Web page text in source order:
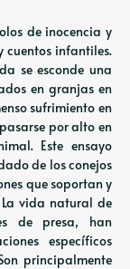
de inocencia y
infantiles.
se esconde una
en granjas en
sufrimiento en
por alto en
Este ensayo
de los conejos
que soportan y
vida natural de
de presa, han
específicos
principalmente